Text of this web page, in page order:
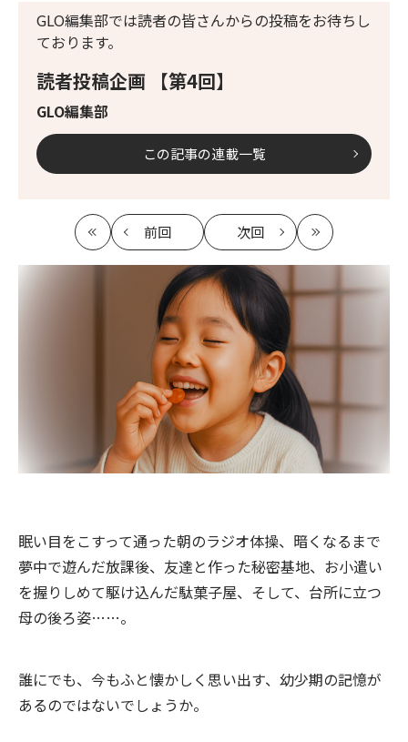
読者投稿企画 【第4回】
GLO編集部
GLO編集部では読者の皆さんからの投稿をお待ちし
ております。
この記事の連載一覧
最
初
前回
記
事
へ
次回
記
事
へ
最
新
眠い目をこすって通った朝のラジオ体操、暗くなるまで
夢中で遊んだ放課後、友達と作った秘密基地、お小遣い
を握りしめて駆け込んだ駄菓子屋、そして、台所に立つ
母の後ろ姿……。
誰にでも、今もふと懐かしく思い出す、幼少期の記憶が
あるのではないでしょうか。